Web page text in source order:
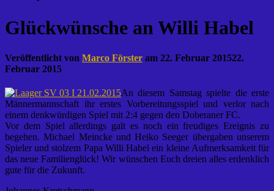
Glückwünsche an Willi Habel
Veröffentlicht von Marco Förster am 22. Februar 201522.
Februar 2015
An diesem Samstag spielte die erste
Männermannschaft ihr erstes Vorbereitungsspiel und verlor nach
einem denkwürdigen Spiel mit 2:4 gegen den Doberaner FC.
Vor dem Spiel allerdings galt es noch ein freudiges Ereignis zu
begehen. Michael Meincke und Heiko Seeger übergaben unserem
Spieler und stolzem Papa Willi Habel ein kleine Aufmerksamkeit für
das neue Familienglück! Wir wünschen Euch dreien alles erdenklich
gute für die Zukunft.